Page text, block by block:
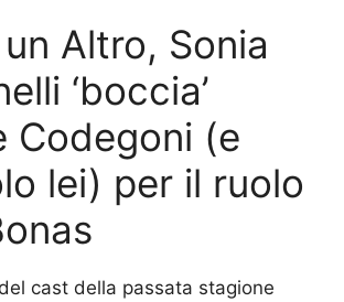
Altro, Sonia
‘boccia’
Codegoni (e
lei) per il ruolo
cast della passata stagione